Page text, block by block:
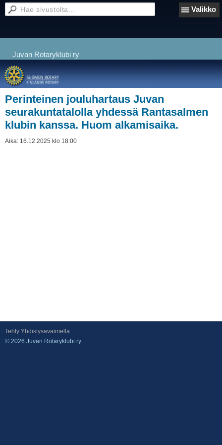
Valikko
Juvan Rotaryklubi ry
Perinteinen jouluhartaus Juvan
seurakuntatalolla yhdessä Rantasalmen
klubin kanssa. Huom alkamisaika.
Aika: 16.12.2025 klo 18:00
Tehty Yhdistysavaimella
© 2026 Juvan Rotaryklubi ry